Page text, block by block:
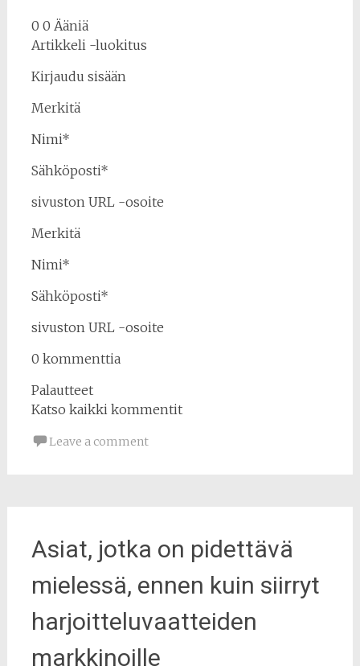
0 0 Ääniä
Artikkeli -luokitus
Kirjaudu sisään
Merkitä
Nimi*
Sähköposti*
sivuston URL -osoite
Merkitä
Nimi*
Sähköposti*
sivuston URL -osoite
0 kommenttia
Palautteet
Katso kaikki kommentit
Leave a comment
Asiat, jotka on pidettävä
mielessä, ennen kuin siirryt
harjoitteluvaatteiden
markkinoille